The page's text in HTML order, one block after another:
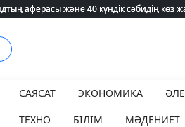
аферасы және 40 күндік сәбидің
аферасы және 40 күндік сәбидің
САЯСАТ ЭКОНОМИКА
ТЕХНО БІЛІМ МӘДЕНИЕТ